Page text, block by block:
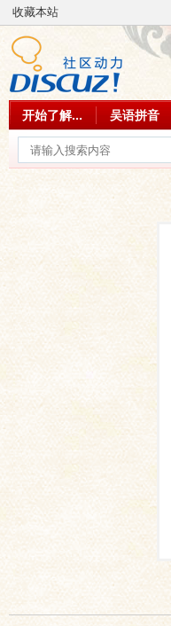
收藏本站
开始了解... 吴语拼音